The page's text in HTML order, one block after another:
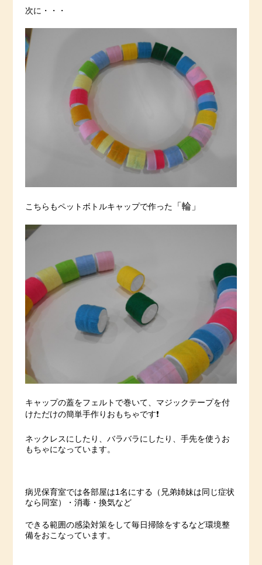
次に・・・
こちらもペットボトルキャップで作った 「輪」
キャップの蓋をフェルトで巻いて、マジックテープを付
けただけの簡単手作りおもちゃです❗️
ネックレスにしたり、バラバラにしたり、手先を使うお
もちゃになっています。
病児保育室では各部屋は1名にする（兄弟姉妹は同じ症状
なら同室）・消毒・換気など
できる範囲の感染対策をして毎日掃除をするなど環境整
備をおこなっています。